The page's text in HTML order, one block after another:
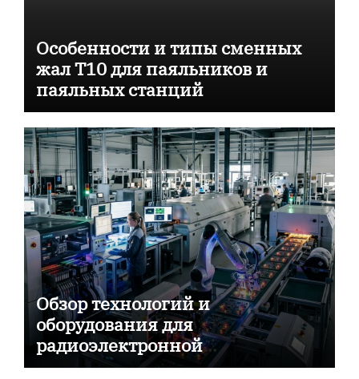
Особенности и типы сменных
жал T10 для паяльников и
паяльных станций
Обзор технологий и
оборудования для
радиоэлектронной
промышленности